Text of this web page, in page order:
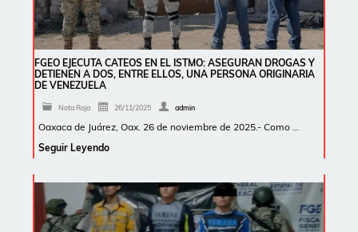
FGEO EJECUTA CATEOS EN EL ISTMO: ASEGURAN DROGAS Y
DETIENEN A DOS, ENTRE ELLOS, UNA PERSONA ORIGINARIA
DE VENEZUELA
Nota Roja 26/11/2025 admin
Oaxaca de Juárez, Oax. 26 de noviembre de 2025.- Como …
Seguir Leyendo